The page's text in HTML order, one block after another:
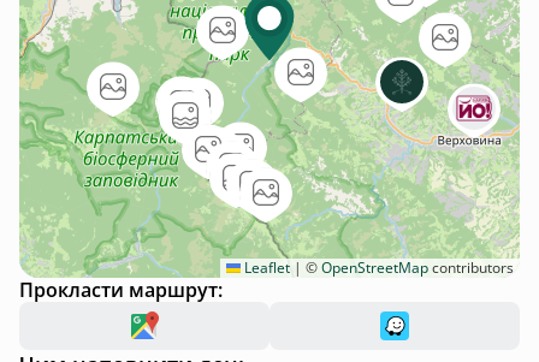
Leaflet | ©OpenStreetMapcontributors
Прокласти маршрут: